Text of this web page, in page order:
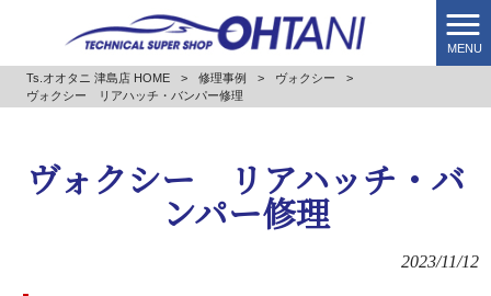
MENU
Ts.オオタニ 津島店 HOME > 修理事例 > ヴォクシー
>
ヴォクシー リアハッチ・バンパー修理
ヴォクシー リアハッチ・バ
ンパー修理
2023/11/12